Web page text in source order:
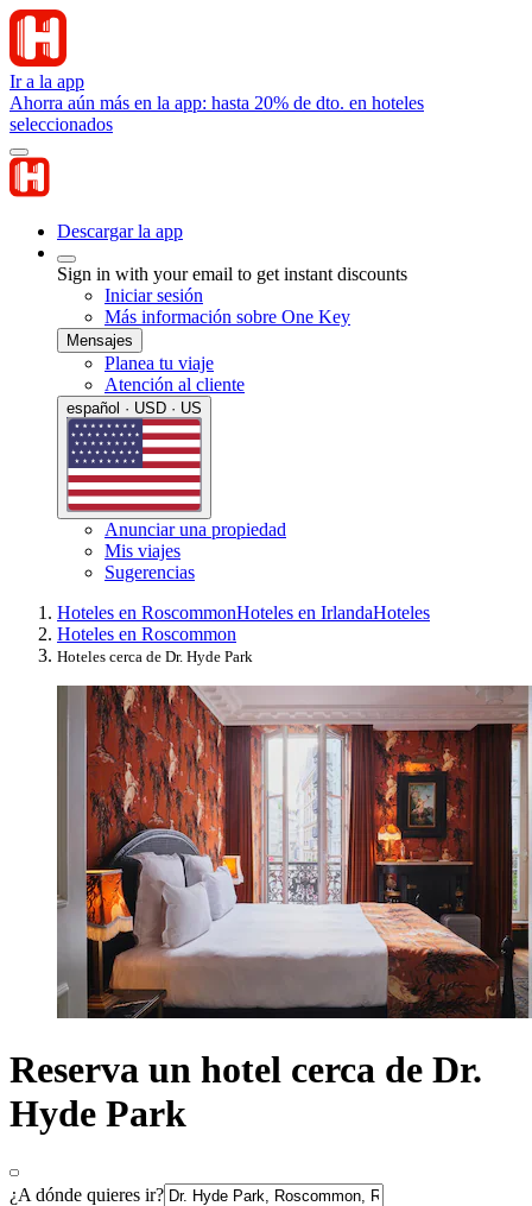
Ir a la app
Ahorra aún más en la app: hasta 20% de dto. en hoteles
seleccionados
Descargar la app
Sign in with your email to get instant discounts
Iniciar sesión
Más información sobre One Key
Mensajes
Planea tu viaje
Atención al cliente
español · USD · US
Anunciar una propiedad
Mis viajes
Sugerencias
Hoteles en RoscommonHoteles en IrlandaHoteles
Hoteles en Roscommon
Hoteles cerca de Dr. Hyde Park
Reserva un hotel cerca de Dr.
Hyde Park
¿A dónde quieres ir?